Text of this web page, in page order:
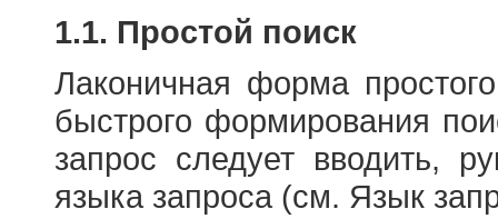
1.1. Простой поиск
Лаконичная форма
быстрого формирования
запрос следует вводить,
языка запроса (см. Язык